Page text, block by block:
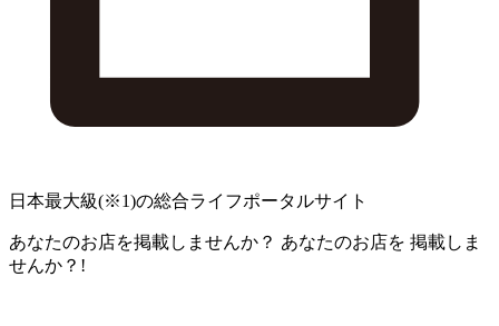
日本最大級(※1)の総合ライフポータルサイト
あなたのお店を掲載しませんか？ あなたのお店を 掲載しま
せんか？!